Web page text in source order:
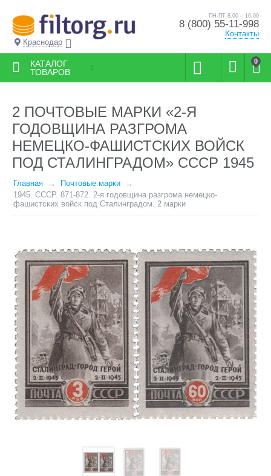
Краснодар
ПН-ПТ 8.00 – 16.00
8 (800) 55-11-998
Контакты
0
КАТАЛОГ
ТОВАРОВ
2 ПОЧТОВЫЕ МАРКИ «2-Я
ГОДОВЩИНА РАЗГРОМА
НЕМЕЦКО-ФАШИСТСКИХ ВОЙСК
ПОД СТАЛИНГРАДОМ» СССР 1945
Главная
Почтовые марки
1945. СССР. 871-872. 2-я годовщина разгрома немецко-
фашистских войск под Сталинградом. 2 марки